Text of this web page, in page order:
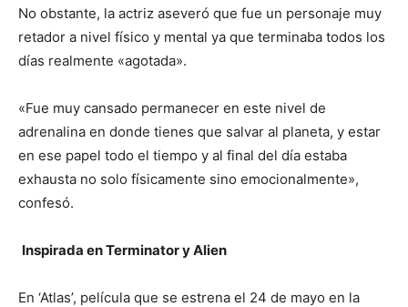
No obstante, la actriz aseveró que fue un personaje muy
retador a nivel físico y mental ya que terminaba todos los
días realmente «agotada».
«Fue muy cansado permanecer en este nivel de
adrenalina en donde tienes que salvar al planeta, y estar
en ese papel todo el tiempo y al final del día estaba
exhausta no solo físicamente sino emocionalmente»,
confesó.
Inspirada en Terminator y Alien
En ‘Atlas’, película que se estrena el 24 de mayo en la